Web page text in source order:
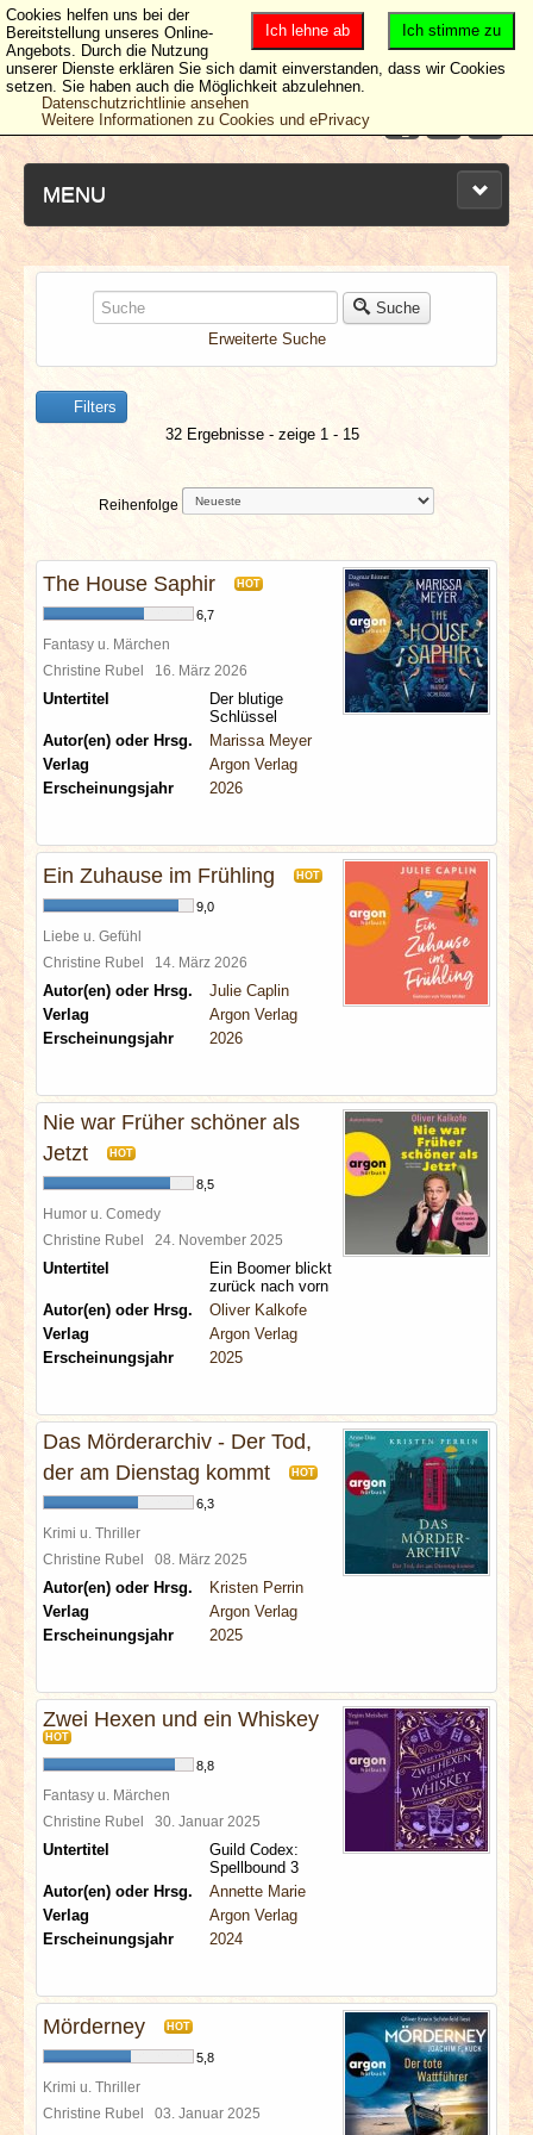
MENU
NEUESTE ARTIKEL
NEWS & DATES
BERICHTE
VERLOSUNGEN
SPECIALS
REDAKTION
LINKS
ARCHIV
Suche
Erweiterte Suche
Filters
32 Ergebnisse - zeige 1 - 15
Reihenfolge
The House Saphir HOT
6,7
Fantasy u. Märchen
Christine Rubel 16. März 2026
Untertitel
Der blutige
Schlüssel
Autor(en) oder Hrsg.
Marissa Meyer
Verlag
Argon Verlag
Erscheinungsjahr
2026
Ein Zuhause im Frühling HOT
9,0
Liebe u. Gefühl
Christine Rubel 14. März 2026
Autor(en) oder Hrsg.
Julie Caplin
Verlag
Argon Verlag
Erscheinungsjahr
2026
Nie war Früher schöner als
Jetzt
HOT
8,5
Humor u. Comedy
Christine Rubel 24. November 2025
Untertitel
Ein Boomer blickt
zurück nach vorn
Autor(en) oder Hrsg.
Oliver Kalkofe
Verlag
Argon Verlag
Erscheinungsjahr
2025
Das Mörderarchiv - Der Tod,
der am Dienstag kommt
HOT
6,3
Krimi u. Thriller
Christine Rubel 08. März 2025
Autor(en) oder Hrsg.
Kristen Perrin
Verlag
Argon Verlag
Erscheinungsjahr
2025
Zwei Hexen und ein Whiskey
HOT
8,8
Fantasy u. Märchen
Christine Rubel 30. Januar 2025
Untertitel
Guild Codex:
Spellbound 3
Autor(en) oder Hrsg.
Annette Marie
Verlag
Argon Verlag
Erscheinungsjahr
2024
Mörderney HOT
5,8
Krimi u. Thriller
Christine Rubel 03. Januar 2025
Ich stimme zu
Ich lehne ab
Cookies helfen uns bei der
Bereitstellung unseres Online-
Angebots. Durch die Nutzung
unserer Dienste erklären Sie sich damit einverstanden, dass wir Cookies
setzen. Sie haben auch die Möglichkeit abzulehnen.
Datenschutzrichtlinie ansehen
Weitere Informationen zu Cookies und ePrivacy